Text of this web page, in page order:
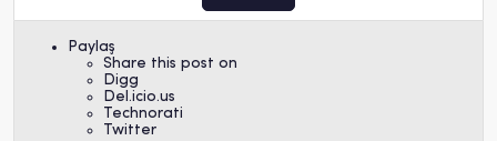
Paylaş
Share this post on
Digg
Del.icio.us
Technorati
Twitter